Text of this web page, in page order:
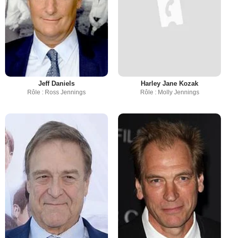
Jeff Daniels
Rôle : Ross Jennings
Harley Jane Kozak
Rôle : Molly Jennings